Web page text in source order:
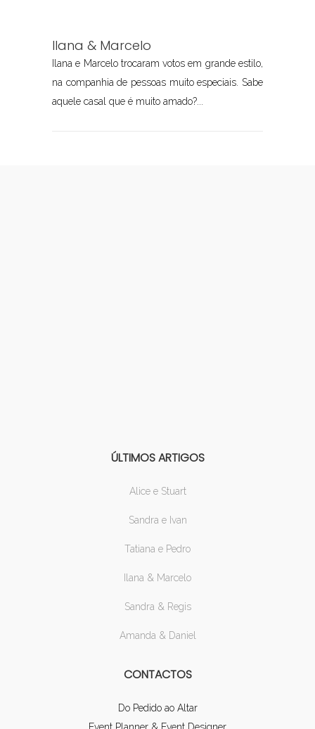
Ilana & Marcelo
Ilana e Marcelo trocaram votos em grande estilo,
na companhia de pessoas muito especiais. Sabe
aquele casal que é muito amado?...
ÚLTIMOS ARTIGOS
Alice e Stuart
Sandra e Ivan
Tatiana e Pedro
Ilana & Marcelo
Sandra & Regis
Amanda & Daniel
CONTACTOS
Do Pedido ao Altar